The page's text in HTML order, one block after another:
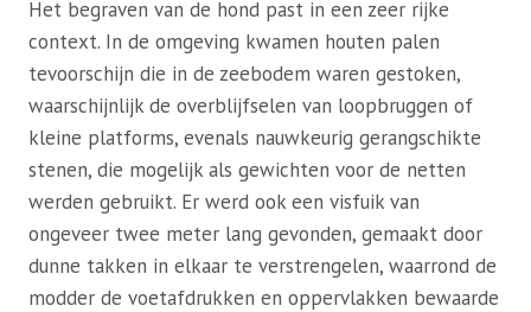
Het begraven van de hond past in een zeer rijke
context. In de omgeving kwamen houten palen
tevoorschijn die in de zeebodem waren gestoken,
waarschijnlijk de overblijfselen van loopbruggen of
kleine platforms, evenals nauwkeurig gerangschikte
stenen, die mogelijk als gewichten voor de netten
werden gebruikt. Er werd ook een visfuik van
ongeveer twee meter lang gevonden, gemaakt door
dunne takken in elkaar te verstrengelen, waarrond de
modder de voetafdrukken en oppervlakken bewaarde